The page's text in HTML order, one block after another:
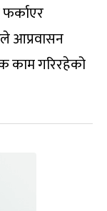
आप्रवासन
काम गरिरहेको